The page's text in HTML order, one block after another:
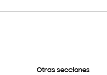
Otras secciones